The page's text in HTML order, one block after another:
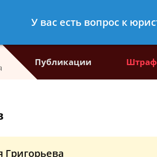
юрист, специалист по гражданскому
Публикации
Григорьева
У вас есть вопрос к